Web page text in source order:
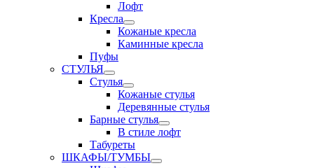
Лофт
Кресла
Кожаные кресла
Каминные кресла
Пуфы
СТУЛЬЯ
Стулья
Кожаные стулья
Деревянные стулья
Барные стулья
В стиле лофт
Табуреты
ШКАФЫ/ТУМБЫ